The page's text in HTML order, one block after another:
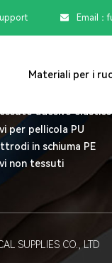
 Email：
Materiali per i
a Nastri Cinesiologi
adesivo elastico
per pellicola PU
in schiuma PE
non tessuti
SUPPLIES CO., LTD